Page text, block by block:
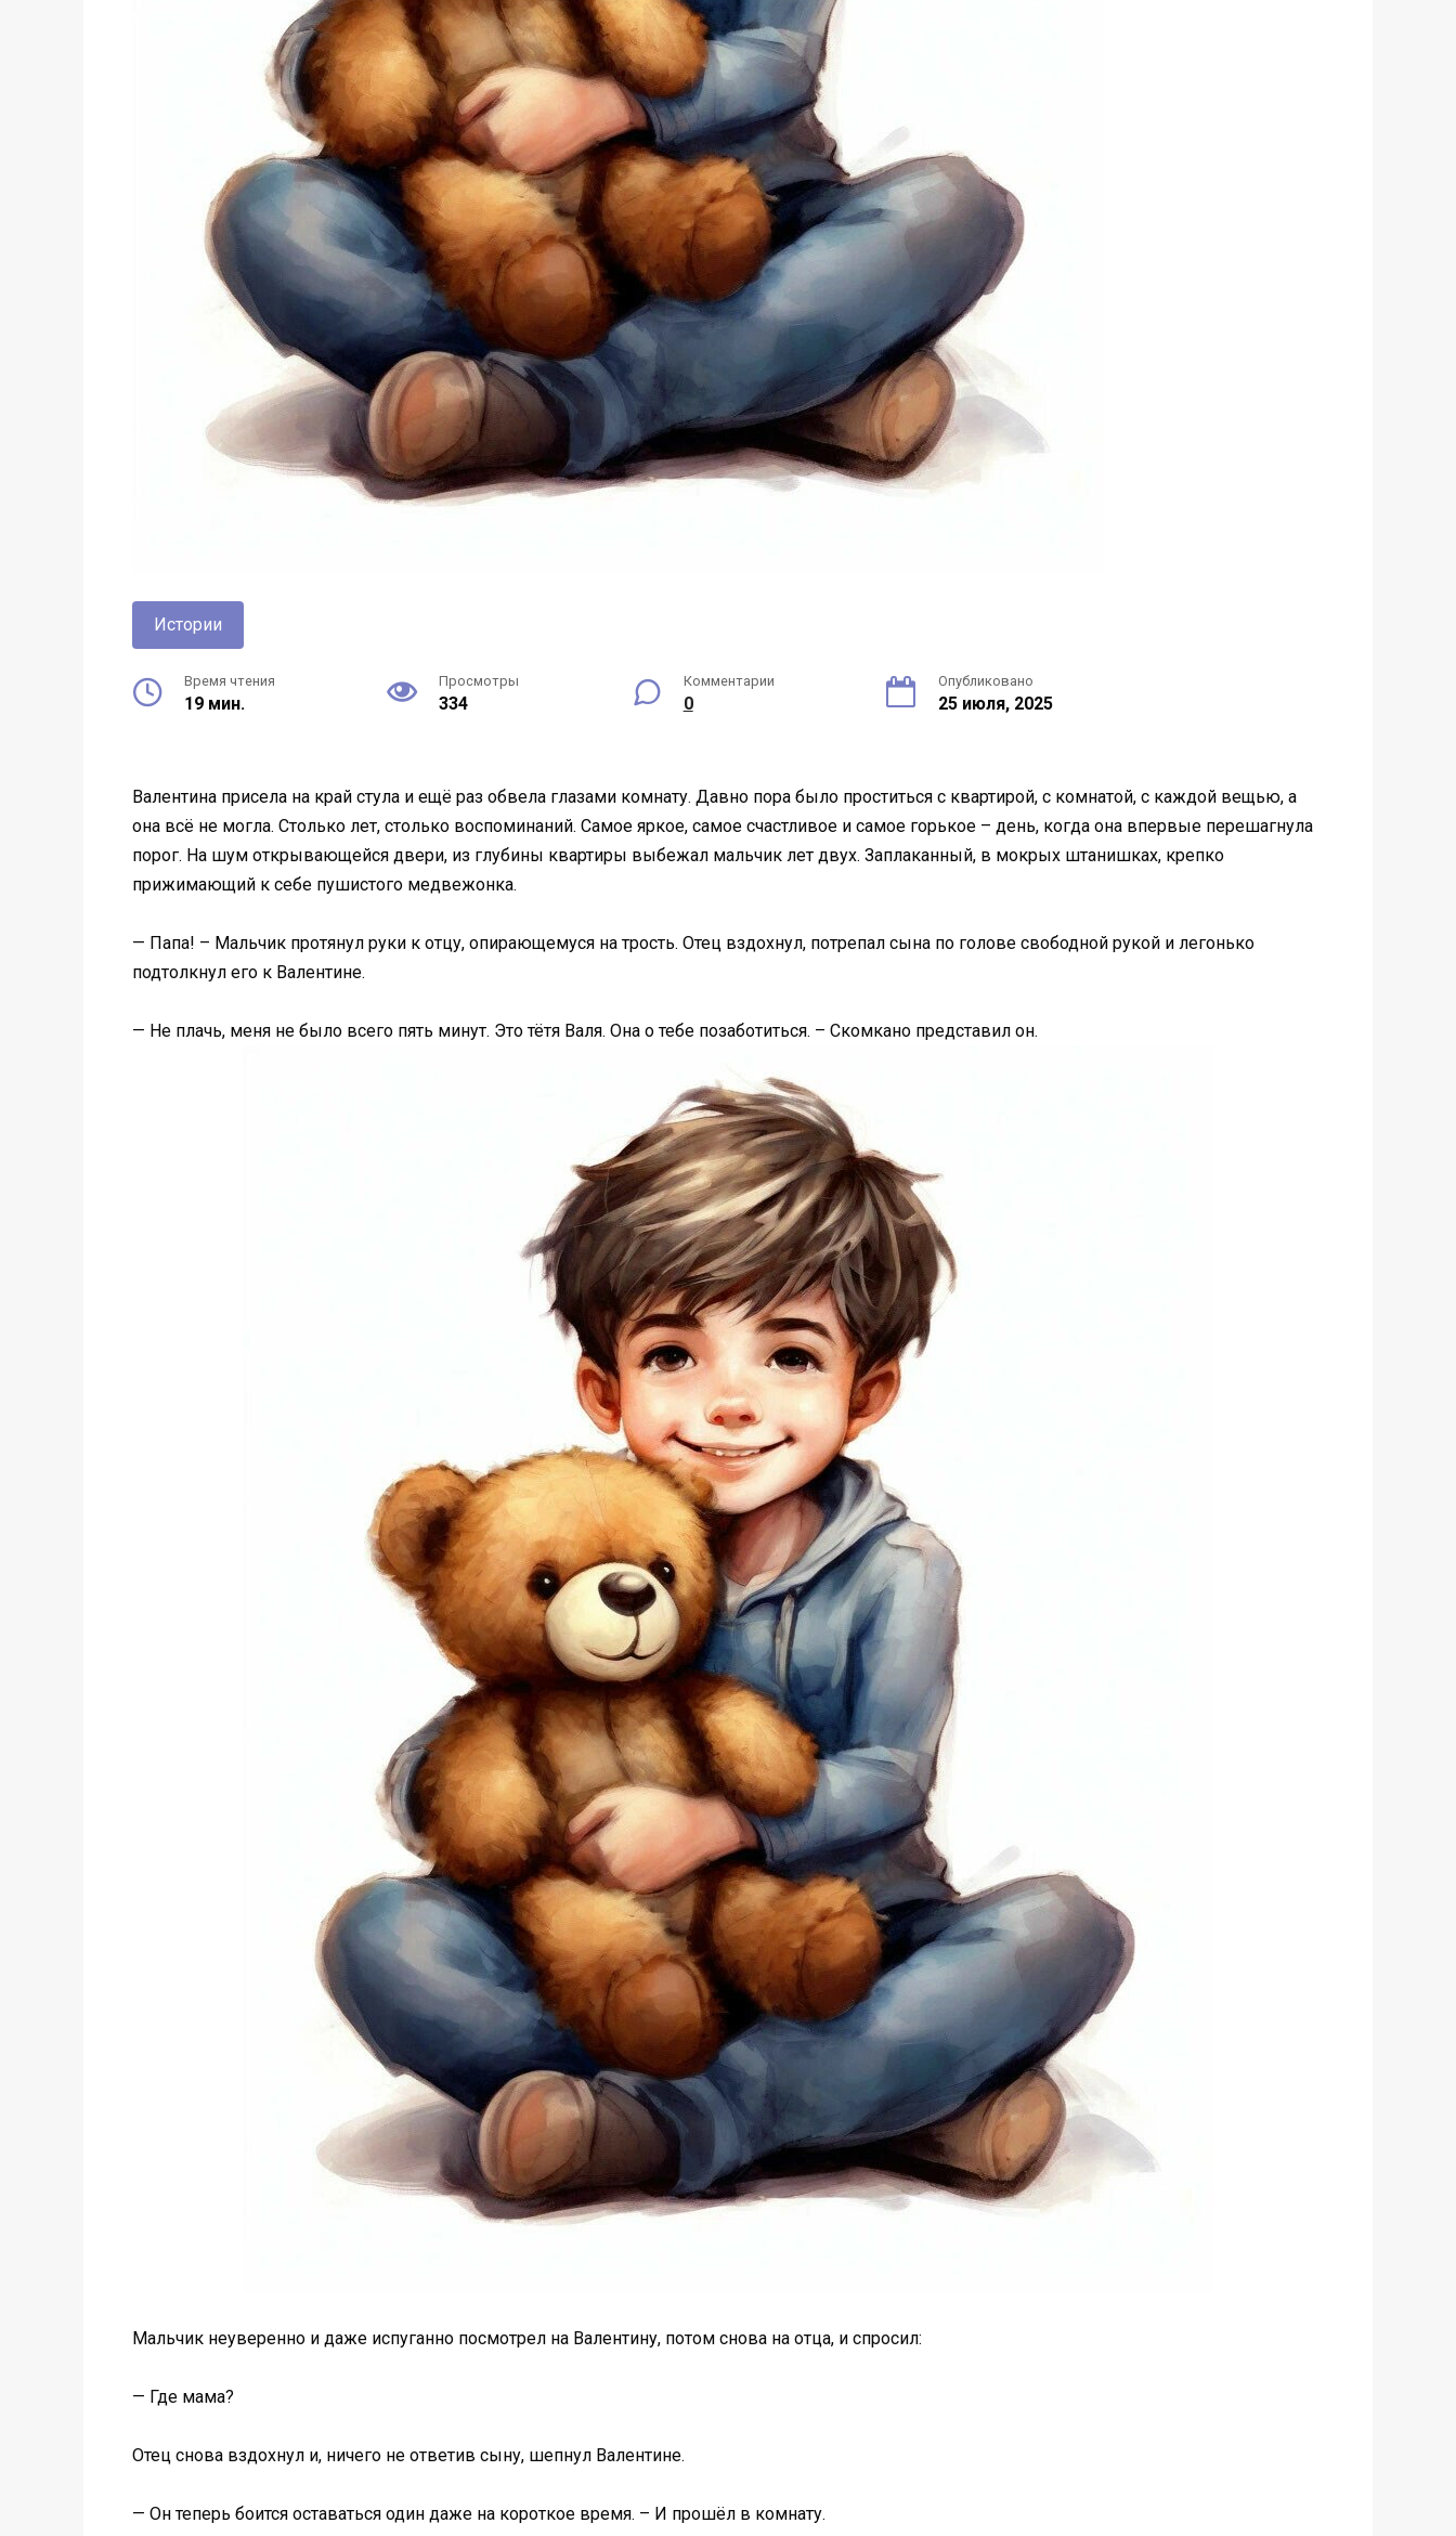
Истории
Время чтения
19 мин.
Просмотры
334
Комментарии
0
Опубликовано
25 июля, 2025
Валентина присела на край стула и ещё раз обвела глазами комнату. Давно пора было проститься с квартирой, с комнатой, с каждой вещью, а
она всё не могла. Столько лет, столько воспоминаний. Самое яркое, самое счастливое и самое горькое – день, когда она впервые перешагнула
порог. На шум открывающейся двери, из глубины квартиры выбежал мальчик лет двух. Заплаканный, в мокрых штанишках, крепко
прижимающий к себе пушистого медвежонка.
— Папа! – Мальчик протянул руки к отцу, опирающемуся на трость. Отец вздохнул, потрепал сына по голове свободной рукой и легонько
подтолкнул его к Валентине.
— Не плачь, меня не было всего пять минут. Это тётя Валя. Она о тебе позаботиться. – Скомкано представил он.
Мальчик неуверенно и даже испуганно посмотрел на Валентину, потом снова на отца, и спросил:
— Где мама?
Отец снова вздохнул и, ничего не ответив сыну, шепнул Валентине.
— Он теперь боится оставаться один даже на короткое время. – И прошёл в комнату.